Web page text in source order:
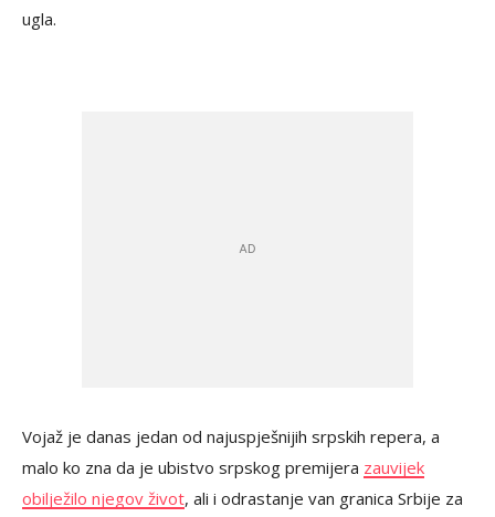
ugla.
Vojaž je danas jedan od najuspješnijih srpskih repera, a
malo ko zna da je ubistvo srpskog premijera zauvijek
obilježilo njegov život, ali i odrastanje van granica Srbije za